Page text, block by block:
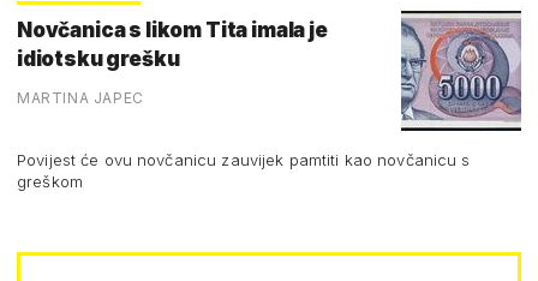
Novčanica s likom Tita imala je
idiotsku grešku
MARTINA JAPEC
Povijest će ovu novčanicu zauvijek pamtiti kao novčanicu s
greškom